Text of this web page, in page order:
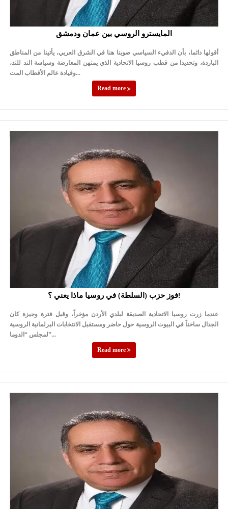
المايسترو الروسي بين عمان ودمشق
أقولها دائما، بأن الدفيء السياسي صوبنا هنا في الشرق العربي، يأتينا من المناطق
الباردة، وتحديدا من قطب روسيا الاتحادية الذي يمتهن المعارضة وسياسة الند للند،
وقيادة عالم الأقطاب المت...
Read more
فوز حزب (السلطة) في روسيا ماذا يعني ؟!
عندما زرت روسيا الاتحادية الصديقة لبلدي الأردن مؤخراً، وقبل فترة وجيزة كان
الجدال ساخناً في البيوت الروسية حول حاضر ومستقبل الانتخابات البرلمانية الروسية
لمجلس “الدوما”...
Read more